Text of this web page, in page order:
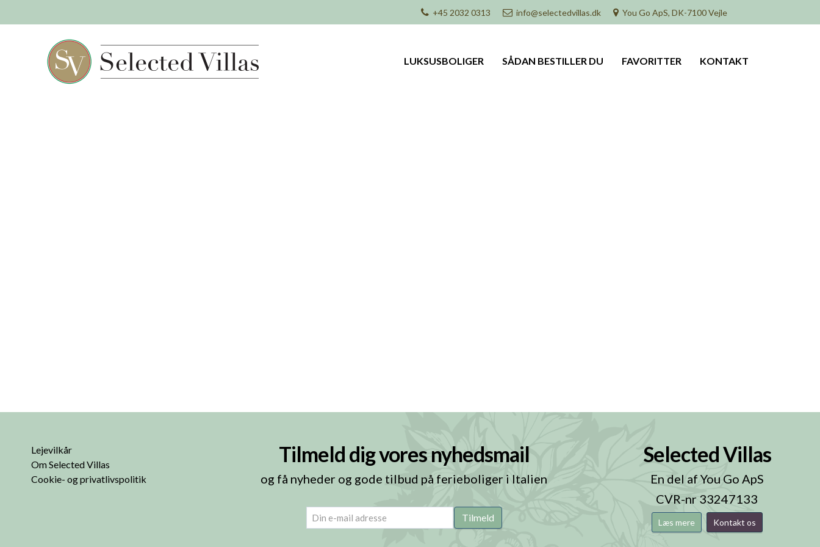
+45 2032 0313 info@selectedvillas.dk You Go ApS, DK-7100 Vejle
LUKSUSBOLIGER SÅDAN BESTILLER DU FAVORITTER KONTAKT
Lejevilkår
Om Selected Villas
Cookie- og privatlivspolitik
Tilmeld dig vores nyhedsmail
og få nyheder og gode tilbud på ferieboliger i Italien
email (Påkrævet) Tilmeld
Selected Villas
En del af You Go ApS
CVR-nr 33247133
Læs mere Kontakt os